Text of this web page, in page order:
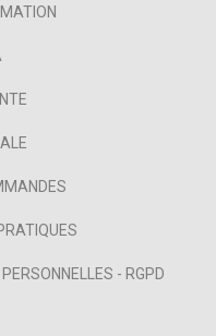
- RGPD